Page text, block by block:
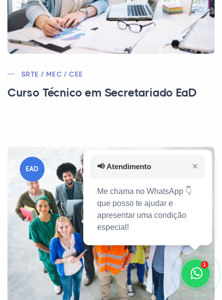
SRTE / MEC / CEE
Curso Técnico em Secretariado EaD
EAD
1
📢 Atendimento ✕
Me chama no WhatsApp 👇
que posso te ajudar e
apresentar uma condição
especial!